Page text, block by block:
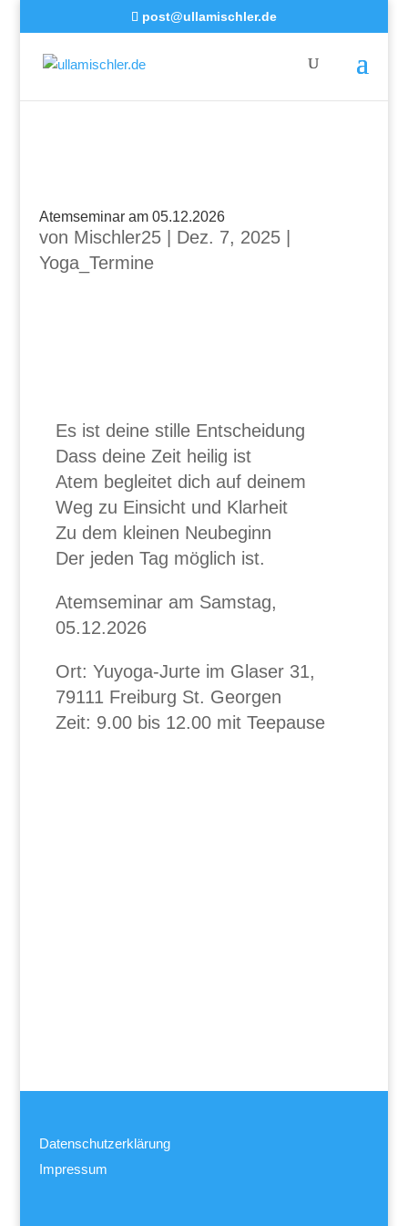
post@ullamischler.de
Atemseminar am 05.12.2026
von Mischler25| Dez. 7, 2025|
Yoga_Termine
Es ist deine stille Entscheidung
Dass deine Zeit heilig ist
Atem begleitet dich auf deinem
Weg zu Einsicht und Klarheit
Zu dem kleinen Neubeginn
Der jeden Tag möglich ist.
Atemseminar am Samstag,
05.12.2026
Ort: Yuyoga-Jurte im Glaser 31,
79111 Freiburg St. Georgen
Zeit: 9.00 bis 12.00 mit Teepause
Datenschutzerklärung
Impressum